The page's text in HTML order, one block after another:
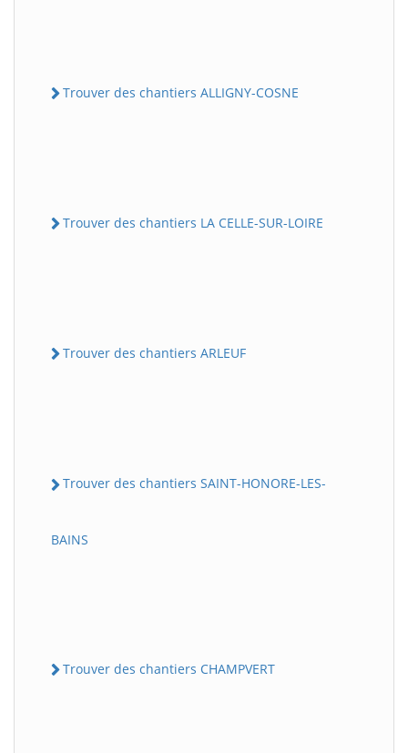
Trouver des chantiers ALLIGNY-COSNE
Trouver des chantiers LA CELLE-SUR-LOIRE
Trouver des chantiers ARLEUF
Trouver des chantiers SAINT-HONORE-LES-
BAINS
Trouver des chantiers CHAMPVERT